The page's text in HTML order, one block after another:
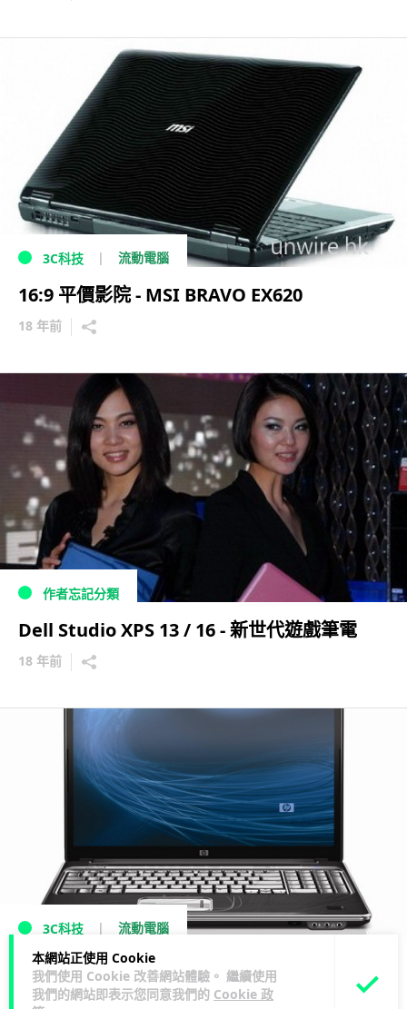
本網站正使用 Cookie
我們使用 Cookie 改善網站體驗。 繼續使用
我們的網站即表示您同意我們的 Cookie 政
3C科技 流動電腦
16:9 平價影院 - MSI BRAVO EX620
18 年前
作者忘記分類
Dell Studio XPS 13 / 16 - 新世代遊戲筆電
18 年前
3C科技 流動電腦
16:9 新潮流 － HP Pavilion HDX16
18 年前